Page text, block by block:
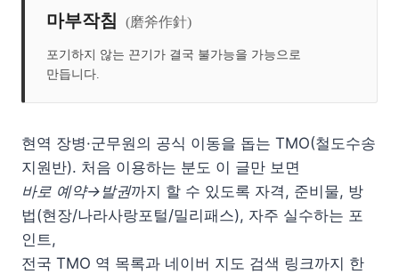
마부작침 (磨斧作針)
포기하지 않는 끈기가 결국 불가능을 가능으로
만듭니다.
현역 장병·군무원의 공식 이동을 돕는 TMO(철도수송
지원반). 처음 이용하는 분도 이 글만 보면
바로 예약→발권까지 할 수 있도록 자격, 준비물, 방
법(현장/나라사랑포털/밀리패스), 자주 실수하는 포
인트,
전국 TMO 역 목록과 네이버 지도 검색 링크까지 한